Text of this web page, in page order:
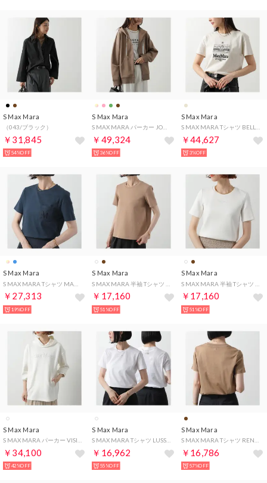
S Max Mara
（043/ブラック）
￥31,845
54%OFF
S Max Mara
￥49,324
36%OFF
S Max Mara
￥44,627
3%OFF
S Max Mara
￥27,313
19%OFF
S Max Mara
￥17,160
51%OFF
S Max Mara
￥17,160
51%OFF
S Max Mara
￥34,100
42%OFF
S Max Mara
￥16,962
55%OFF
S Max Mara
￥16,786
57%OFF